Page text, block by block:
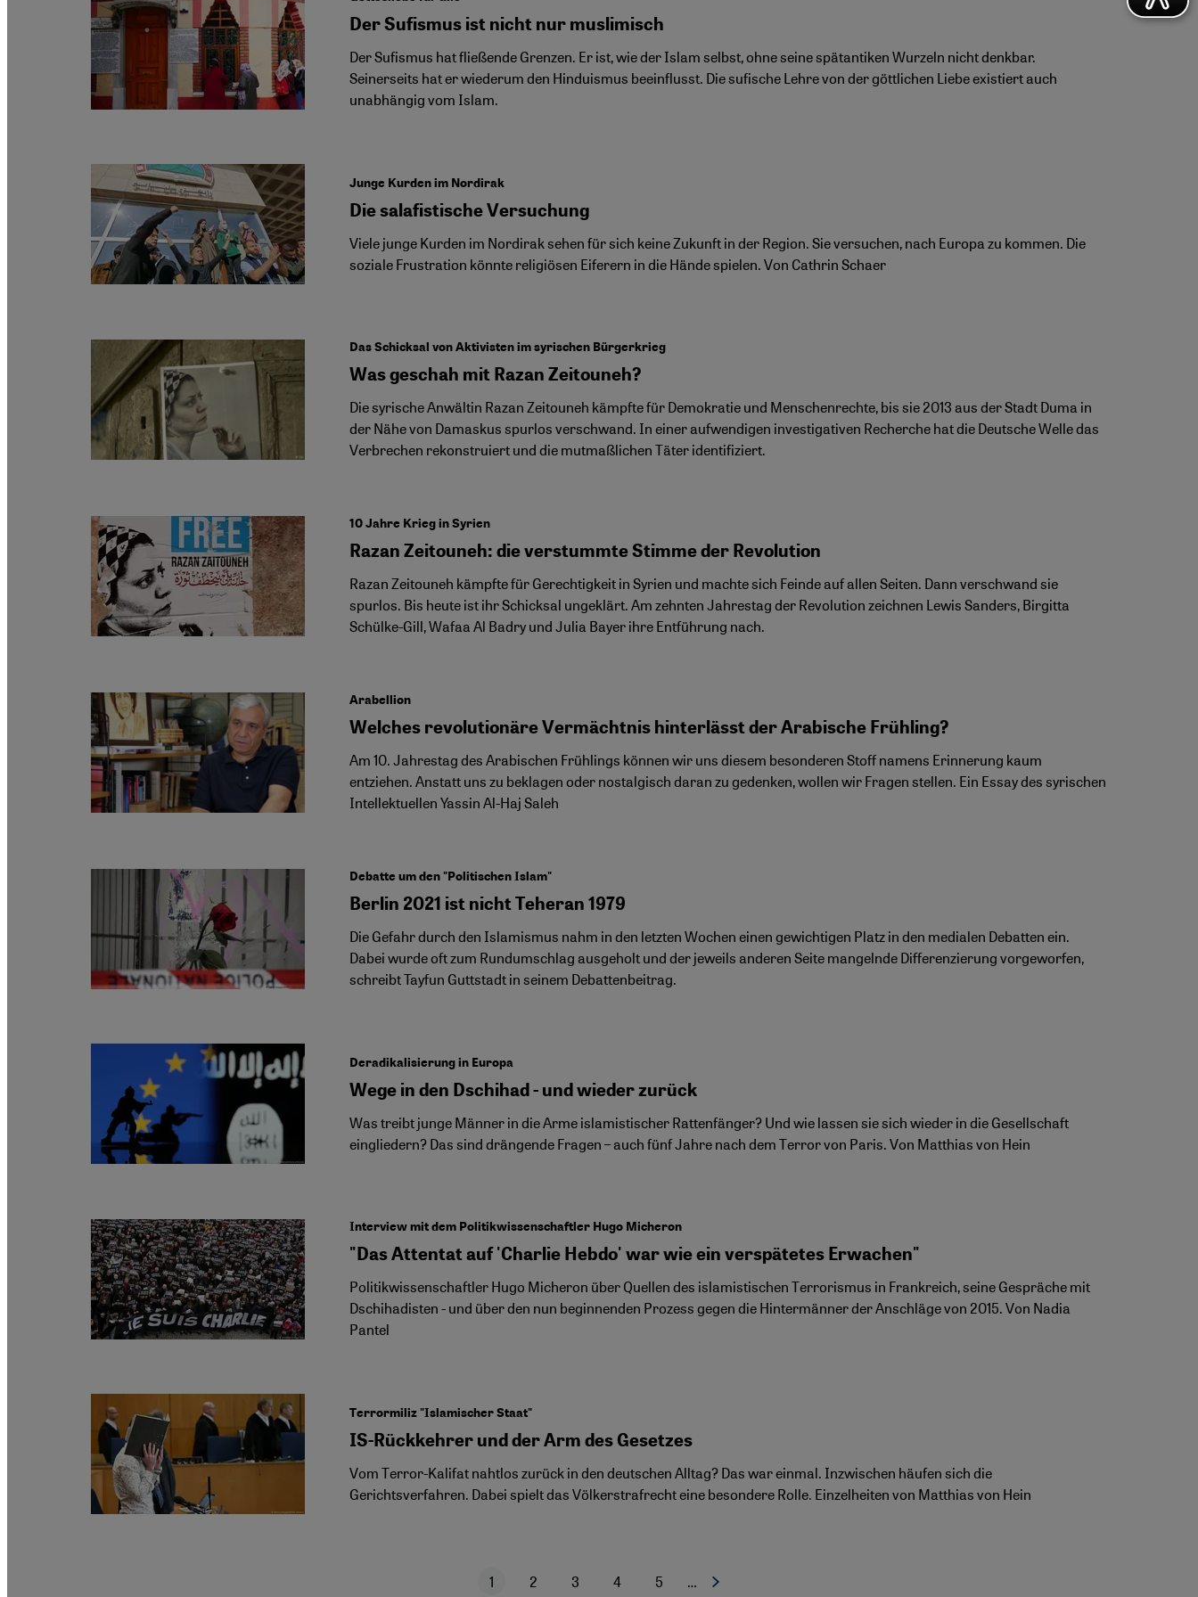
Der Sufismus ist nicht nur muslimisch
Der Sufismus hat fließende Grenzen. Er ist, wie der Islam selbst, ohne seine spätantiken Wurzeln nicht denkbar.
Seinerseits hat er wiederum den Hinduismus beeinflusst. Die sufische Lehre von der göttlichen Liebe existiert auch
unabhängig vom Islam.
Junge Kurden im Nordirak
Die salafistische Versuchung
Viele junge Kurden im Nordirak sehen für sich keine Zukunft in der Region. Sie versuchen, nach Europa zu kommen. Die
soziale Frustration könnte religiösen Eiferern in die Hände spielen. Von Cathrin Schaer
Das Schicksal von Aktivisten im syrischen Bürgerkrieg
Was geschah mit Razan Zeitouneh?
Die syrische Anwältin Razan Zeitouneh kämpfte für Demokratie und Menschenrechte, bis sie 2013 aus der Stadt Duma in
der Nähe von Damaskus spurlos verschwand. In einer aufwendigen investigativen Recherche hat die Deutsche Welle das
Verbrechen rekonstruiert und die mutmaßlichen Täter identifiziert.
10 Jahre Krieg in Syrien
Razan Zeitouneh: die verstummte Stimme der Revolution
Razan Zeitouneh kämpfte für Gerechtigkeit in Syrien und machte sich Feinde auf allen Seiten. Dann verschwand sie
spurlos. Bis heute ist ihr Schicksal ungeklärt. Am zehnten Jahrestag der Revolution zeichnen Lewis Sanders, Birgitta
Schülke-Gill, Wafaa Al Badry und Julia Bayer ihre Entführung nach.
Arabellion
Welches revolutionäre Vermächtnis hinterlässt der Arabische Frühling?
Am 10. Jahrestag des Arabischen Frühlings können wir uns diesem besonderen Stoff namens Erinnerung kaum
entziehen. Anstatt uns zu beklagen oder nostalgisch daran zu gedenken, wollen wir Fragen stellen. Ein Essay des syrischen
Intellektuellen Yassin Al-Haj Saleh
Debatte um den "Politischen Islam"
Berlin 2021 ist nicht Teheran 1979
Die Gefahr durch den Islamismus nahm in den letzten Wochen einen gewichtigen Platz in den medialen Debatten ein.
Dabei wurde oft zum Rundumschlag ausgeholt und der jeweils anderen Seite mangelnde Differenzierung vorgeworfen,
schreibt Tayfun Guttstadt in seinem Debattenbeitrag.
Deradikalisierung in Europa
Wege in den Dschihad - und wieder zurück
Was treibt junge Männer in die Arme islamistischer Rattenfänger? Und wie lassen sie sich wieder in die Gesellschaft
eingliedern? Das sind drängende Fragen – auch fünf Jahre nach dem Terror von Paris. Von Matthias von Hein
Interview mit dem Politikwissenschaftler Hugo Micheron
"Das Attentat auf 'Charlie Hebdo' war wie ein verspätetes Erwachen"
Politikwissenschaftler Hugo Micheron über Quellen des islamistischen Terrorismus in Frankreich, seine Gespräche mit
Dschihadisten - und über den nun beginnenden Prozess gegen die Hintermänner der Anschläge von 2015. Von Nadia
Pantel
Terrormiliz "Islamischer Staat"
IS-Rückkehrer und der Arm des Gesetzes
Vom Terror-Kalifat nahtlos zurück in den deutschen Alltag? Das war einmal. Inzwischen häufen sich die
Gerichtsverfahren. Dabei spielt das Völkerstrafrecht eine besondere Rolle. Einzelheiten von Matthias von Hein
Aktuelle Seite
1
Seite
2
Seite
3
Seite
4
Seite
5 … Nächste Seite